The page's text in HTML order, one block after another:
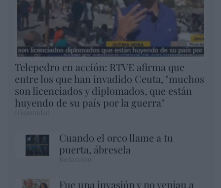
Telepedro en acción: RTVE afirma que
entre los que han invadido Ceuta, "muchos
son licenciados y diplomados, que están
huyendo de su país por la guerra"
Cuando el orco llame a tu
puerta, ábresela
Fue una invasión y no venían a